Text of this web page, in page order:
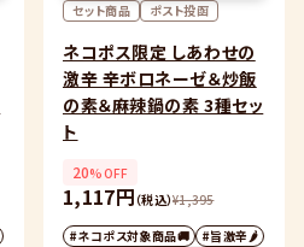
セット商品 ポスト投函
ネコポス限定 しあわせの
激辛 辛ボロネーゼ＆炒飯
の素＆麻辣鍋の素 3種セッ
ト
20%OFF
1,117円（税込）¥1,395
#ネコポス対象商品🚚
#旨激辛🌶